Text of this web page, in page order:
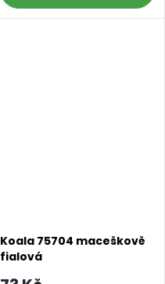
Koala 75704 maceškově
fialová